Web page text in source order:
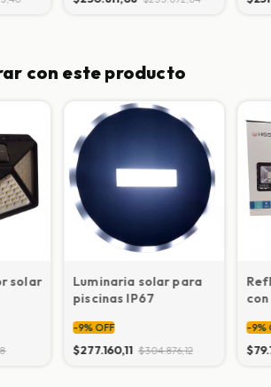
con este producto
solar
Luminaria solar para
piscinas IP67
-9% OFF
$277.160,11 $304.876,12
-9%